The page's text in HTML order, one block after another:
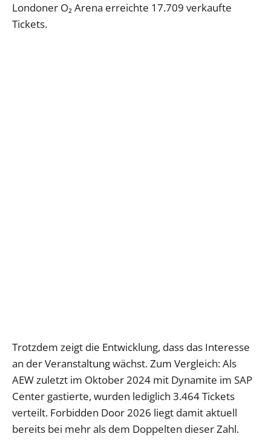
Londoner O₂ Arena erreichte 17.709 verkaufte
Tickets.
Trotzdem zeigt die Entwicklung, dass das Interesse
an der Veranstaltung wächst. Zum Vergleich: Als
AEW zuletzt im Oktober 2024 mit Dynamite im SAP
Center gastierte, wurden lediglich 3.464 Tickets
verteilt. Forbidden Door 2026 liegt damit aktuell
bereits bei mehr als dem Doppelten dieser Zahl.